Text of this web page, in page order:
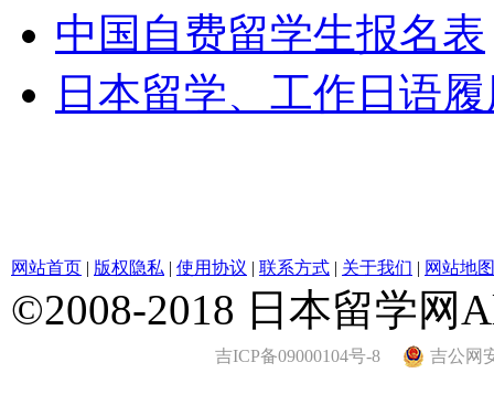
中国自费留学生报名表
日本留学、工作日语
网站首页 | 版权隐私 | 使用协议 | 联系方式 | 关于我们 | 网站地图
©2008-2018 日本留学网
吉ICP备09000104号-8 吉公网